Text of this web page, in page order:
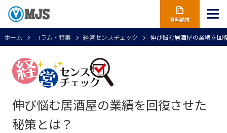
資料請求
ホーム コラム・特集 経営センスチェック 伸び悩む居酒屋の業績を回
伸び悩む居酒屋の業績を回復させた
秘策とは？